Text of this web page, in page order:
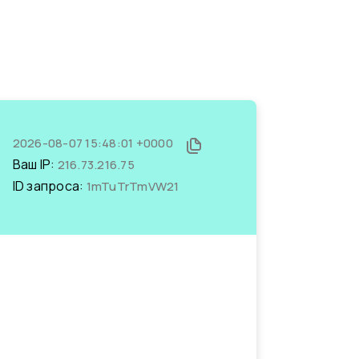
2026-08-07 15:48:01 +0000
Ваш IP: 216.73.216.75
ID запроса: 1mTuTrTmVW21